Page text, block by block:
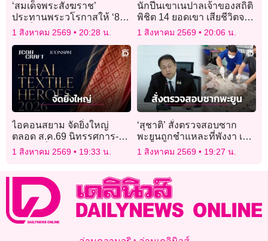
‘สมเด็จพระสังฆราช’
ประทานพระวโรกาสให้ ‘8
สมเด็จพระราชาคณะ’ เฝ้า
1 สิงหาคม 2569 20:28 น.
นักปีนเขาเนปาลเจ้าของสถิติ
พิชิต 14 ยอดเขา เสียชีวิตจาก
หิมะถล่มในปากีสถาน
1 สิงหาคม 2569 20:06 น.
ไอคอนสยาม จัดยิ่งใหญ่
ตลอด ส.ค.69 นิทรรศการ-
งานแฟชั่นผ้าไทย
1 สิงหาคม 2569 19:33 น.
‘สุชาติ’ สั่งตรวจสอบซาก
พะยูนถูกชำแหละที่พังงา เร่ง
ล่าตัวคนผิด ฟันโทษหนัก
1 สิงหาคม 2569 19:27 น.